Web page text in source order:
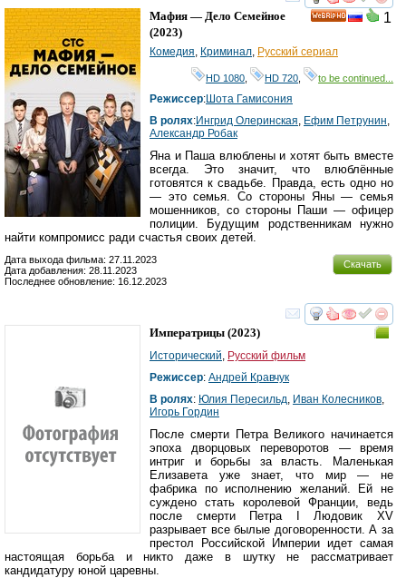
смотреть
1
Мафия — Дело Семейное
(2023)
Комедия, Криминал, Русский сериал
HD 1080 HD 720 to be continued...
Режиссер:Шота Гамисония
В ролях:Ингрид Олеринская, Ефим Петрунин,
Александр Робак
Яна и Паша влюблены и хотят быть вместе
всегда. Это значит, что влюблённые
готовятся к свадьбе. Правда, есть одно но
— это семья. Со стороны Яны — семья
мошенников, со стороны Паши — офицер
полиции. Будущим родственникам нужно
найти компромисс ради счастья своих детей.
Скачать
Дата выхода фильма: 27.11.2023
Дата добавления: 28.11.2023
Последнее обновление: 16.12.2023
смотреть
Императрицы (2023)
Исторический, Русский фильм
Режиссер: Андрей Кравчук
В ролях: Юлия Пересильд, Иван Колесников,
Игорь Гордин
После смерти Петра Великого начинается
эпоха дворцовых переворотов — время
интриг и борьбы за власть. Маленькая
Елизавета уже знает, что мир — не
фабрика по исполнению желаний. Ей не
суждено стать королевой Франции, ведь
после смерти Петра I Людовик XV
разрывает все былые договоренности. А за
престол Российской Империи идет самая
настоящая борьба и никто даже в шутку не рассматривает
кандидатуру юной царевны.